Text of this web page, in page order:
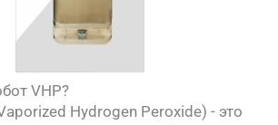
VHP?
Hydrogen Peroxide) - это